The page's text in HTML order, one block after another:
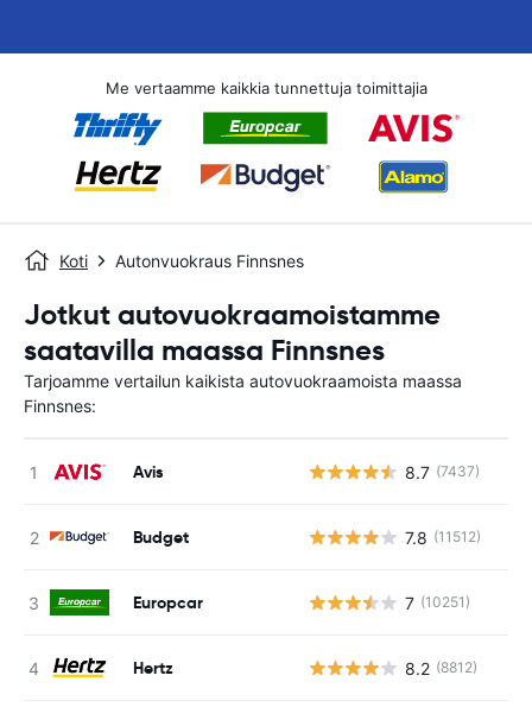
Me vertaamme kaikkia tunnettuja toimittajia
Koti Autonvuokraus Finnsnes
Jotkut autovuokraamoistamme
saatavilla maassa Finnsnes
Tarjoamme vertailun kaikista autovuokraamoista maassa
Finnsnes:
Avis 8.7 (7437)
Budget 7.8 (11512)
Europcar 7 (10251)
Hertz 8.2 (8812)